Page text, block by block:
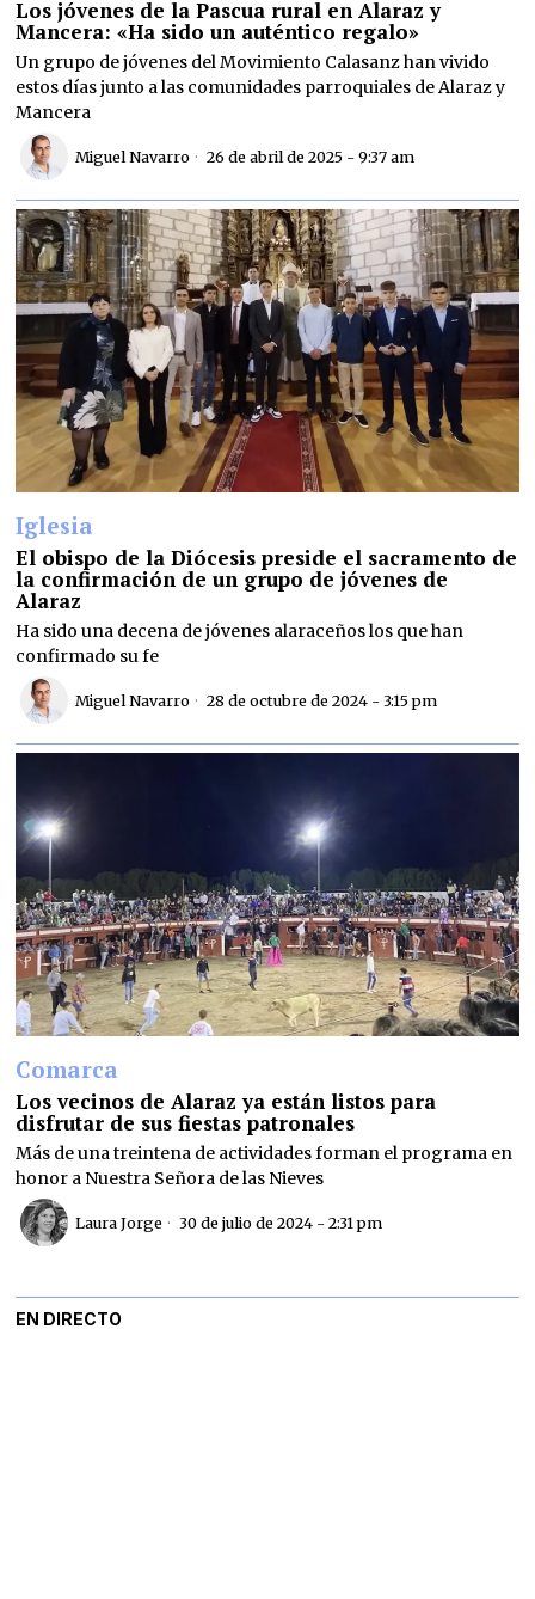
Los jóvenes de la Pascua rural en Alaraz y
Mancera: «Ha sido un auténtico regalo»
Un grupo de jóvenes del Movimiento Calasanz han vivido
estos días junto a las comunidades parroquiales de Alaraz y
Mancera
Miguel Navarro 26 de abril de 2025 - 9:37 am
Iglesia
El obispo de la Diócesis preside el sacramento de
la confirmación de un grupo de jóvenes de
Alaraz
Ha sido una decena de jóvenes alaraceños los que han
confirmado su fe
Miguel Navarro 28 de octubre de 2024 - 3:15 pm
Comarca
Los vecinos de Alaraz ya están listos para
disfrutar de sus fiestas patronales
Más de una treintena de actividades forman el programa en
honor a Nuestra Señora de las Nieves
Laura Jorge 30 de julio de 2024 - 2:31 pm
EN DIRECTO